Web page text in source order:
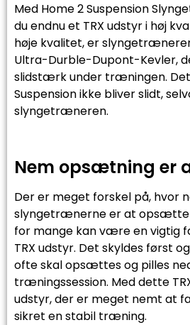
Med Home 2 Suspension
du endnu et TRX udstyr i høj
høje kvalitet, er
Ultra-Durble-Dupont-Kevler,
slidstærk under træningen.
Suspension ikke bliver slidt,
slyngetræneren.
Nem opsætning er
Der er meget forskel på, hvor
slyngetrænerne er at opsætte
for mange kan være en vigtig
TRX udstyr. Det skyldes først
ofte skal opsættes og pilles
træningssession. Med dette
udstyr, der er meget nemt at
sikret en stabil træning.